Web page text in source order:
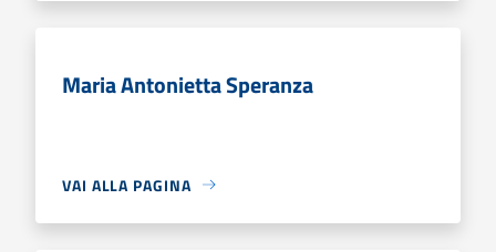
Maria Antonietta Speranza
VAI ALLA PAGINA